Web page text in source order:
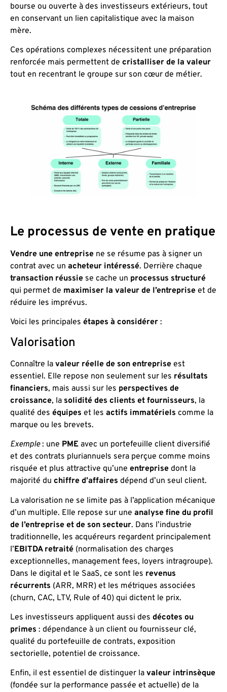
bourse ou ouverte à des investisseurs extérieurs, tout
en conservant un lien capitalistique avec la maison
mère.
Ces opérations complexes nécessitent une préparation
renforcée mais permettent de cristalliser de la valeur
tout en recentrant le groupe sur son cœur de métier.
Le processus de vente en pratique
Vendre une entreprise ne se résume pas à signer un
contrat avec un acheteur intéressé. Derrière chaque
transaction réussie se cache un processus structuré
qui permet de maximiser la valeur de l’entreprise et de
réduire les imprévus.
Voici les principales étapes à considérer :
Valorisation
Connaître la valeur réelle de son entreprise est
essentiel. Elle repose non seulement sur les résultats
financiers, mais aussi sur les perspectives de
croissance, la solidité des clients et fournisseurs, la
qualité des équipes et les actifs immatériels comme la
marque ou les brevets.
Exemple: une PME avec un portefeuille client diversifié
et des contrats pluriannuels sera perçue comme moins
risquée et plus attractive qu’une entreprise dont la
majorité du chiffre d’affaires dépend d’un seul client.
La valorisation ne se limite pas à l’application mécanique
d’un multiple. Elle repose sur une analyse fine du profil
de l’entreprise et de son secteur. Dans l’industrie
traditionnelle, les acquéreurs regardent principalement
l’EBITDA retraité (normalisation des charges
exceptionnelles, management fees, loyers intragroupe).
Dans le digital et le SaaS, ce sont les revenus
récurrents (ARR, MRR) et les métriques associées
(churn, CAC, LTV, Rule of 40) qui dictent le prix.
Les investisseurs appliquent aussi des décotes ou
primes : dépendance à un client ou fournisseur clé,
qualité du portefeuille de contrats, exposition
sectorielle, potentiel de croissance.
Enfin, il est essentiel de distinguer la valeur intrinsèque
(fondée sur la performance passée et actuelle) de la